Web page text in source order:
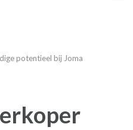
potentieel bij Joma